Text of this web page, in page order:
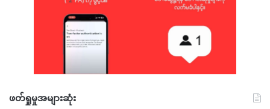
ဖတ်ရှုမှုအများဆုံး